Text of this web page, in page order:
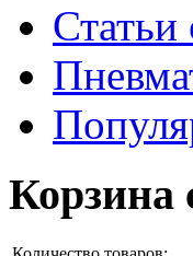
Статьи
Корзина